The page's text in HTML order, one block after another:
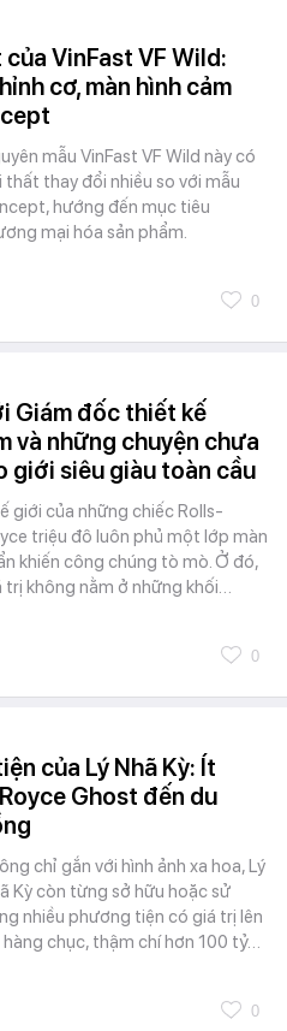
VinFast VF Wild:
cơ, màn hình cảm
mẫu VinFast VF Wild này có
thất thay đổi nhiều so với mẫu
hướng đến mục tiêu
mại hóa sản phẩm.
0
Giám đốc thiết kế
và những chuyện chưa
giới siêu giàu toàn cầu
giới của những chiếc Rolls-
triệu đô luôn phủ một lớp màn
khiến công chúng tò mò. Ở đó,
trị không nằm ở những khối…
0
của Lý Nhã Kỳ: Ít
Ghost đến du
chỉ gắn với hình ảnh xa hoa, Lý
Kỳ còn từng sở hữu hoặc sử
nhiều phương tiện có giá trị lên
chục, thậm chí hơn 100 tỷ…
0